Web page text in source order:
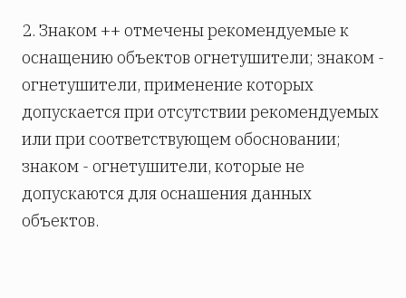
2. Знаком ++ отмечены рекомендуемые к
оснащению объектов огнетушители; знаком -
огнетушители, применение которых
допускается при отсутствии рекомендуемых
или при соответствующем обосновании;
знаком - огнетушители, которые не
допускаются для оснашения данных
объектов.